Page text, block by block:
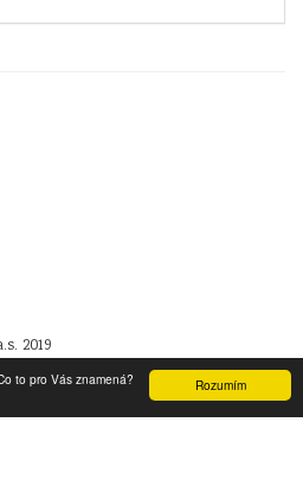
Rozumím
to pro Vás znamená?
2019